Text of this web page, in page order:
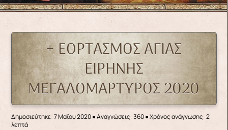
+ ΕΟΡΤΑΣΜΟΣ ΑΓΙΑΣ
ΕΙΡΗΝΗΣ
ΜΕΓΑΛΟΜΑΡΤΥΡΟΣ 2020
Δημοσιεύτηκε: 7 Μαΐου 2020●Αναγνώσεις: 360● Χρόνος ανάγνωσης: 2
λεπτά